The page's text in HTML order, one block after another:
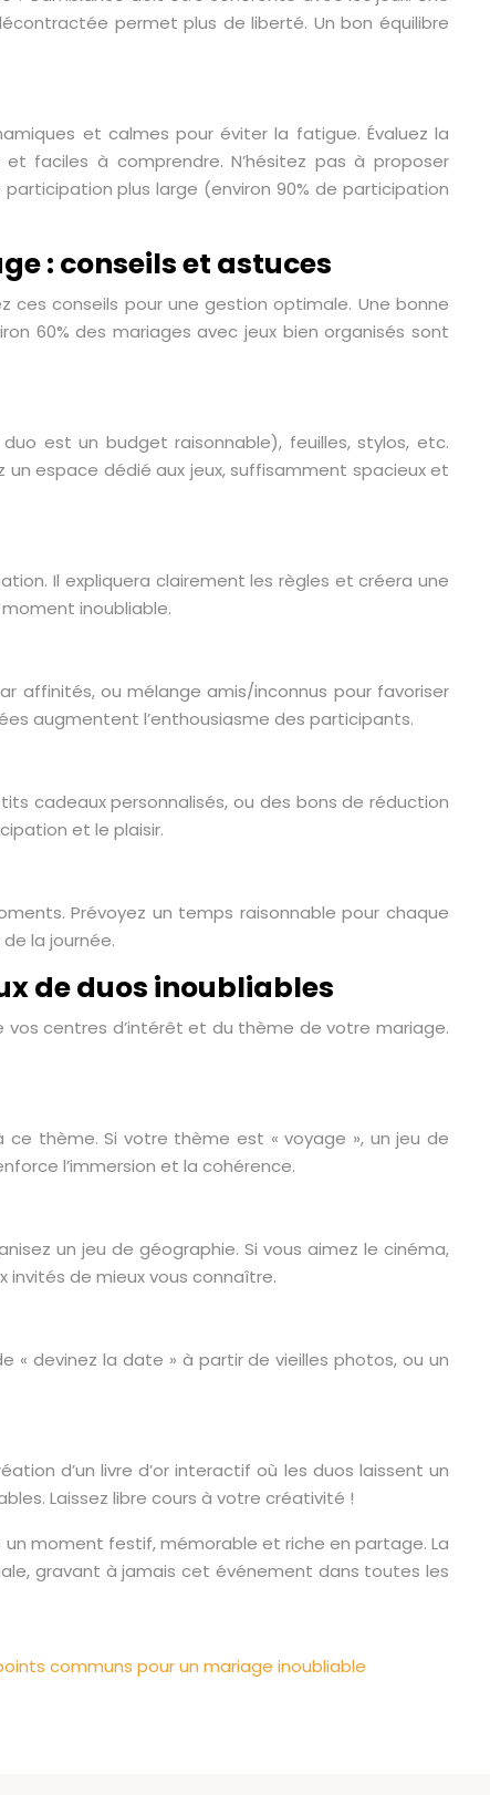
permet plus de liberté. Un bon équilibre
et calmes pour éviter la fatigue. Évaluez la
et faciles à comprendre. N’hésitez pas à proposer
plus large (environ 90% de participation
: conseils et astuces
ces conseils pour une gestion optimale. Une bonne
60% des mariages avec jeux bien organisés sont
est un budget raisonnable), feuilles, stylos, etc.
espace dédié aux jeux, suffisamment spacieux et
Il expliquera clairement les règles et créera une
inoubliable.
affinités, ou mélange amis/inconnus pour favoriser
augmentent l’enthousiasme des participants.
cadeaux personnalisés, ou des bons de réduction
et le plaisir.
Prévoyez un temps raisonnable pour chaque
la journée.
de duos inoubliables
vos centres d’intérêt et du thème de votre mariage.
thème. Si votre thème est « voyage », un jeu de
l’immersion et la cohérence.
un jeu de géographie. Si vous aimez le cinéma,
invités de mieux vous connaître.
« devinez la date » à partir de vieilles photos, ou un
d’un livre d’or interactif où les duos laissent un
Laissez libre cours à votre créativité !
moment festif, mémorable et riche en partage. La
gravant à jamais cet événement dans toutes les
communs pour un mariage inoubliable